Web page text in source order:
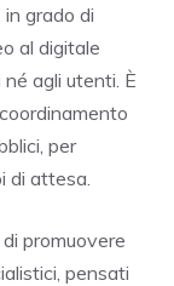
grado di
al digitale
agli utenti. È
per
di attesa.
promuovere
pensati